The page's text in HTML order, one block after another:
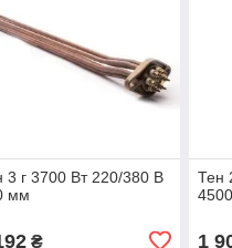
3 г 3700 Вт 220/380 В
мм
₴
Тен
1